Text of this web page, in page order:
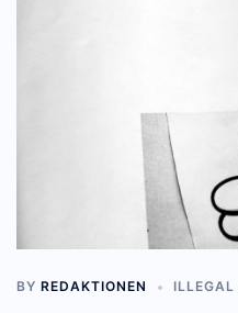
BY REDAKTIONEN ILLEGAL